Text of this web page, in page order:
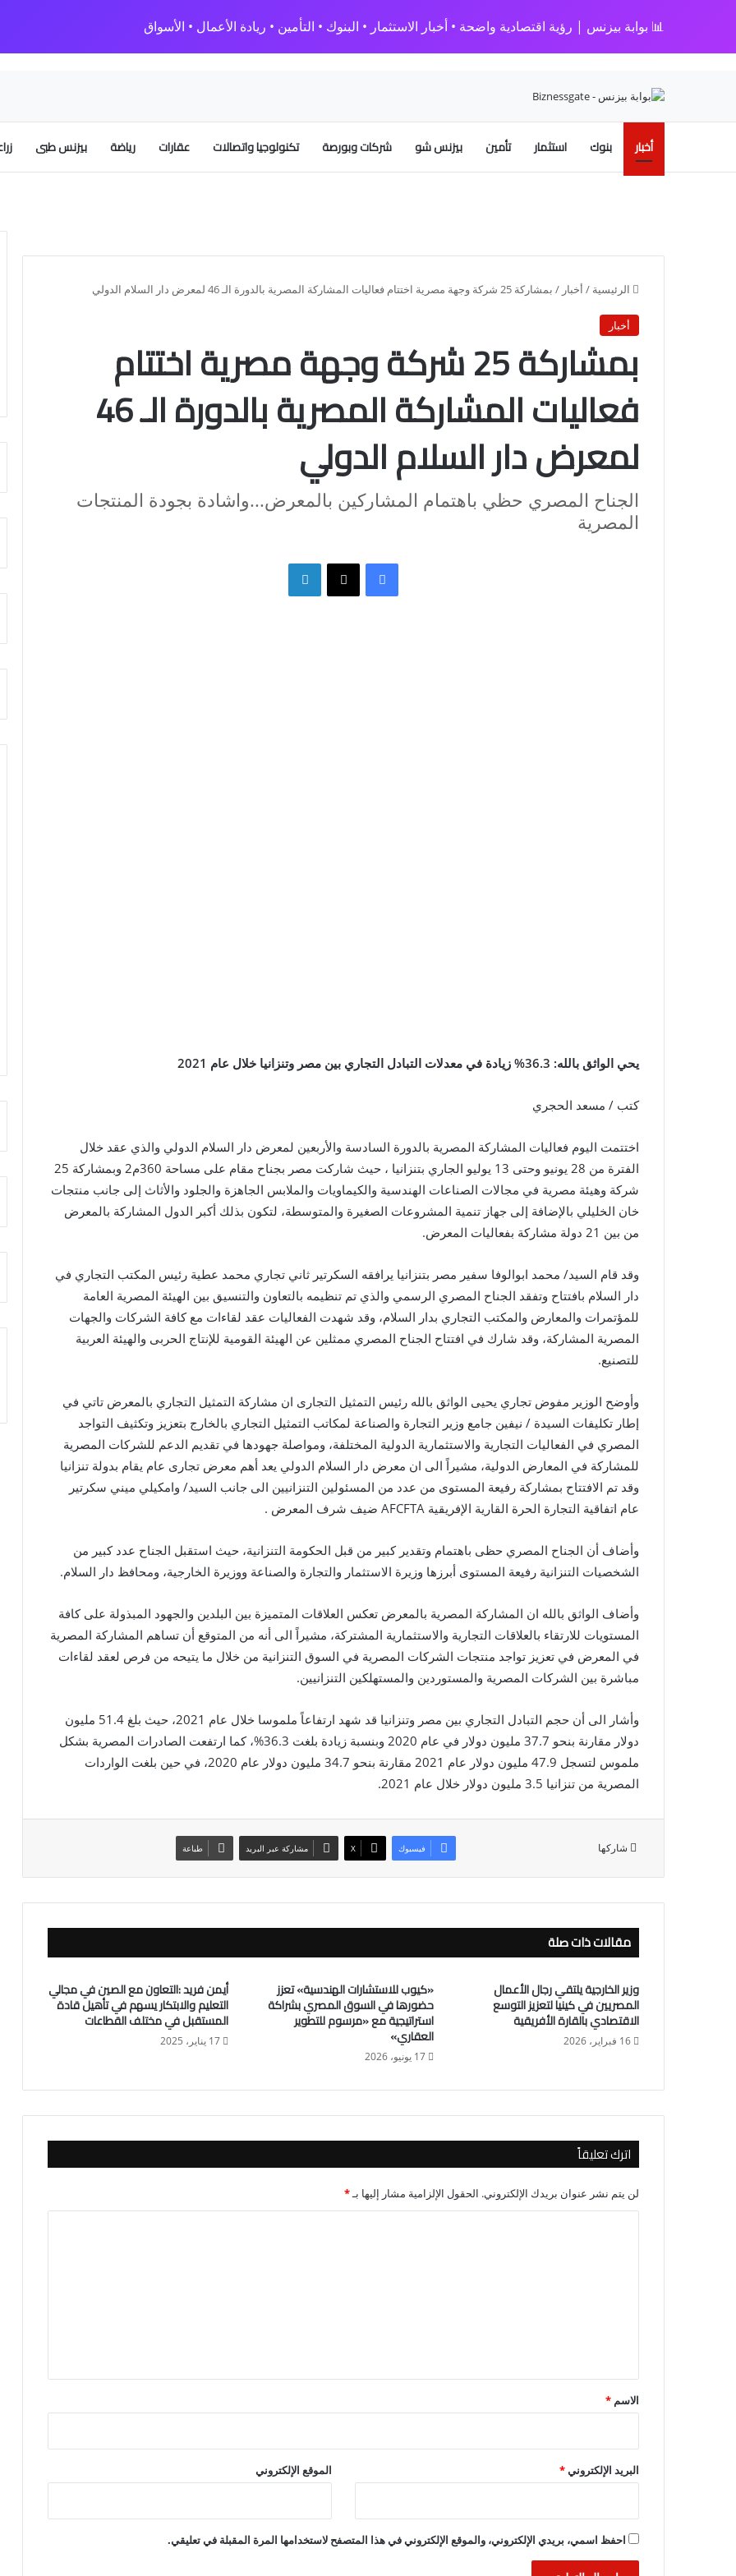
📊 بوابة بيزنس | رؤية اقتصادية واضحة • أخبار الاستثمار • البنوك • التأمين • ريادة الأعمال • الأسواق
أخبار بنوك استثمار تأمين بيزنس شو شركات وبورصة تكنولوجيا واتصالات عقارات رياضة بيزنس طبى
الرئيسية / أخبار / بمشاركة 25 شركة وجهة مصرية اختتام فعاليات المشاركة المصرية بالدورة الـ 46 لمعرض دار السلام الدولي
أخبار
بمشاركة 25 شركة وجهة مصرية اختتام
فعاليات المشاركة المصرية بالدورة الـ 46
لمعرض دار السلام الدولي
الجناح المصري حظي باهتمام المشاركين بالمعرض...واشادة بجودة المنتجات
المصرية
فيسبوك X
يحي الواثق بالله: 36.3% زيادة في معدلات التبادل التجاري بين مصر وتنزانيا خلال عام 2021
كتب / مسعد الحجري
اختتمت اليوم فعاليات المشاركة المصرية بالدورة السادسة والأربعين لمعرض دار السلام الدولي والذي عقد خلال
الفترة من 28 يونيو وحتى 13 يوليو الجاري بتنزانيا ، حيث شاركت مصر بجناح مقام على مساحة 360م2 وبمشاركة 25
شركة وهيئة مصرية في مجالات الصناعات الهندسية والكيماويات والملابس الجاهزة والجلود والأثاث إلى جانب منتجات
خان الخليلي بالإضافة إلى جهاز تنمية المشروعات الصغيرة والمتوسطة، لتكون بذلك أكبر الدول المشاركة بالمعرض
من بين 21 دولة مشاركة بفعاليات المعرض.
وقد قام السيد/ محمد ابوالوفا سفير مصر بتنزانيا يرافقه السكرتير ثاني تجاري محمد عطية رئيس المكتب التجاري في
دار السلام بافتتاح وتفقد الجناح المصري الرسمي والذي تم تنظيمه بالتعاون والتنسيق بين الهيئة المصرية العامة
للمؤتمرات والمعارض والمكتب التجاري بدار السلام، وقد شهدت الفعاليات عقد لقاءات مع كافة الشركات والجهات
المصرية المشاركة، وقد شارك في افتتاح الجناح المصري ممثلين عن الهيئة القومية للإنتاج الحربى والهيئة العربية
للتصنيع.
وأوضح الوزير مفوض تجاري يحيى الواثق بالله رئيس التمثيل التجارى ان مشاركة التمثيل التجاري بالمعرض تاتي في
إطار تكليفات السيدة / نيفين جامع وزير التجارة والصناعة لمكاتب التمثيل التجاري بالخارج بتعزيز وتكثيف التواجد
المصري في الفعاليات التجارية والاستثمارية الدولية المختلفة، ومواصلة جهودها في تقديم الدعم للشركات المصرية
للمشاركة في المعارض الدولية، مشيراً الى ان معرض دار السلام الدولي يعد أهم معرض تجارى عام يقام بدولة تنزانيا
وقد تم الافتتاح بمشاركة رفيعة المستوى من عدد من المسئولين التنزانيين الى جانب السيد/ وامكيلي ميني سكرتير
عام اتفاقية التجارة الحرة القارية الإفريقية AFCFTA ضيف شرف المعرض .
وأضاف أن الجناح المصري حظى باهتمام وتقدير كبير من قبل الحكومة التنزانية، حيث استقبل الجناح عدد كبير من
الشخصيات التنزانية رفيعة المستوى أبرزها وزيرة الاستثمار والتجارة والصناعة ووزيرة الخارجية، ومحافظ دار السلام.
وأضاف الواثق بالله ان المشاركة المصرية بالمعرض تعكس العلاقات المتميزة بين البلدين والجهود المبذولة على كافة
المستويات للارتقاء بالعلاقات التجارية والاستثمارية المشتركة، مشيراً الى أنه من المتوقع أن تساهم المشاركة المصرية
في المعرض في تعزيز تواجد منتجات الشركات المصرية في السوق التنزانية من خلال ما يتيحه من فرص لعقد لقاءات
مباشرة بين الشركات المصرية والمستوردين والمستهلكين التنزانيين.
وأشار الى أن حجم التبادل التجاري بين مصر وتنزانيا قد شهد ارتفاعاً ملموسا خلال عام 2021، حيث بلغ 51.4 مليون
دولار مقارنة بنحو 37.7 مليون دولار في عام 2020 وبنسبة زيادة بلغت 36.3%، كما ارتفعت الصادرات المصرية بشكل
ملموس لتسجل 47.9 مليون دولار عام 2021 مقارنة بنحو 34.7 مليون دولار عام 2020، في حين بلغت الواردات
المصرية من تنزانيا 3.5 مليون دولار خلال عام 2021.
شاركها فيسبوك X مشاركة عبر البريد طباعة
مقالات ذات صلة
وزير الخارجية يلتقي رجال الأعمال
المصريين في كينيا لتعزيز التوسع
الاقتصادي بالقارة الأفريقية
16 فبراير، 2026
«كيوب للاستشارات الهندسية» تعزز
حضورها في السوق المصري بشراكة
استراتيجية مع «مرسوم للتطوير
العقاري»
17 يونيو، 2026
أيمن فريد :التعاون مع الصين في مجالي
التعليم والابتكار يسهم في تأهيل قادة
المستقبل في مختلف القطاعات
17 يناير، 2025
اترك تعليقاً
لن يتم نشر عنوان بريدك الإلكتروني. الحقول الإلزامية مشار إليها بـ*
*
الاسم *
البريد الإلكتروني* الموقع الإلكتروني
احفظ اسمي، بريدي الإلكتروني، والموقع الإلكتروني في هذا المتصفح لاستخدامها المرة المقبلة في تعليقي.